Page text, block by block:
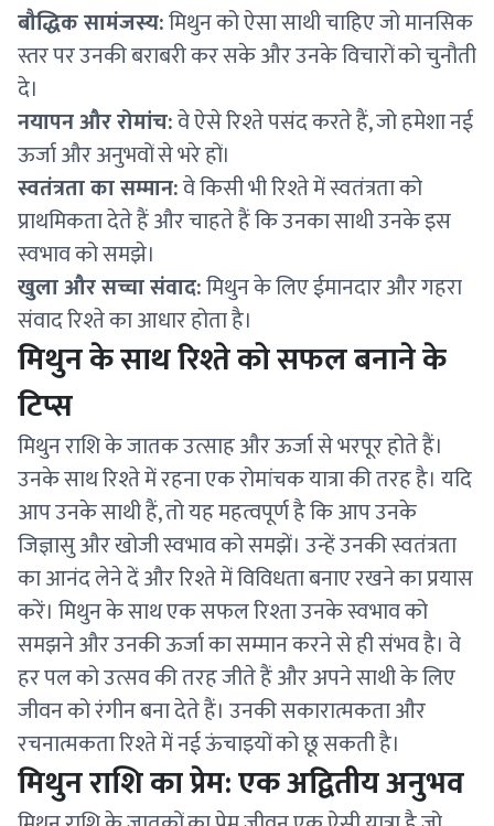
बौद्धिक सामंजस्य:मिथुन को ऐसा साथी चाहिए जो मानसिक
स्तर पर उनकी बराबरी कर सके और उनके विचारों को चुनौती
दे।
नयापन और रोमांच:वे ऐसे रिश्ते पसंद करते हैं, जो हमेशा नई
ऊर्जा और अनुभवों से भरे हों।
स्वतंत्रता का सम्मान:वे किसी भी रिश्ते में स्वतंत्रता को
प्राथमिकता देते हैं और चाहते हैं कि उनका साथी उनके इस
स्वभाव को समझे।
खुला और सच्चा संवाद:मिथुन के लिए ईमानदार और गहरा
संवाद रिश्ते का आधार होता है।
मिथुन के साथ रिश्ते को सफल बनाने के
टिप्स
मिथुन राशि के जातक उत्साह और ऊर्जा से भरपूर होते हैं।
उनके साथ रिश्ते में रहना एक रोमांचक यात्रा की तरह है। यदि
आप उनके साथी हैं, तो यह महत्वपूर्ण है कि आप उनके
जिज्ञासु और खोजी स्वभाव को समझें। उन्हें उनकी स्वतंत्रता
का आनंद लेने दें और रिश्ते में विविधता बनाए रखने का प्रयास
करें। मिथुन के साथ एक सफल रिश्ता उनके स्वभाव को
समझने और उनकी ऊर्जा का सम्मान करने से ही संभव है। वे
हर पल को उत्सव की तरह जीते हैं और अपने साथी के लिए
जीवन को रंगीन बना देते हैं। उनकी सकारात्मकता और
रचनात्मकता रिश्ते में नई ऊंचाइयों को छू सकती है।
मिथुन राशि का प्रेम: एक अद्वितीय अनुभव